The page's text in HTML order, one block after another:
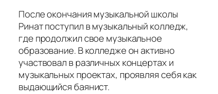
После окончания музыкальной школы
Ринат поступил в музыкальный колледж,
где продолжил свое музыкальное
образование. В колледже он активно
участвовал в различных концертах и
музыкальных проектах, проявляя себя как
выдающийся баянист.